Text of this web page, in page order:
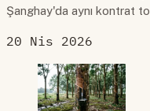
Şanghay'da aynı kontrat
20 Nis 2026